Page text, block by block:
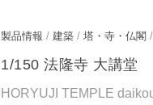
製品情報 / 建築 / 塔・寺・仏閣 /
1/150 法隆寺 大講堂
HORYUJI TEMPLE